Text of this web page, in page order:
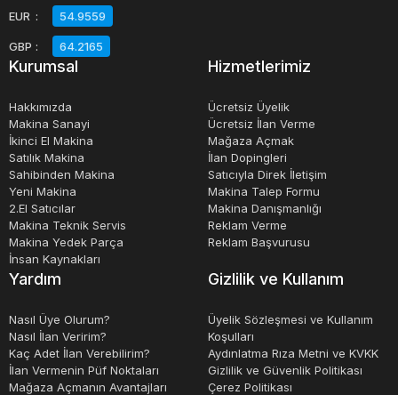
müşterilerin taleplerini karşılamak için gereklidir. İkinci el
meyve suyu soğutucuları da mevcuttur ve uygun fiyatlarla
satın alınabilirler.
Meyve suyu soğutucularının fiyatı, cihazın boyutu,
markası ve özellikleri gibi faktörlere bağlı olarak
değişebilir. Ancak genellikle uygun fiyatlı seçenekler
bulunmaktadır. Meyve suyu soğutucuları, meyve sularının
ideal sıcaklıkta sunulmasını sağlar ve işletmelerin
müşterilerine kaliteli hizmet sunmasına yardımcı olur.
EUR : 54.9559
GBP : 64.2165
Kurumsal
Hakkımızda
Makina Sanayi
İkinci El Makina
Satılık Makina
Sahibinden Makina
Yeni Makina
2.El Satıcılar
Makina Teknik Servis
Makina Yedek Parça
İnsan Kaynakları
Hizmetlerimiz
Ücretsiz Üyelik
Ücretsiz İlan Verme
Mağaza Açmak
İlan Dopingleri
Satıcıyla Direk İletişim
Makina Talep Formu
Makina Danışmanlığı
Reklam Verme
Reklam Başvurusu
Yardım
Nasıl Üye Olurum?
Nasıl İlan Veririm?
Kaç Adet İlan Verebilirim?
İlan Vermenin Püf Noktaları
Mağaza Açmanın Avantajları
Gizlilik ve Kullanım
Üyelik Sözleşmesi ve Kullanım
Koşulları
Aydınlatma Rıza Metni ve KVKK
Gizlilik ve Güvenlik Politikası
Çerez Politikası